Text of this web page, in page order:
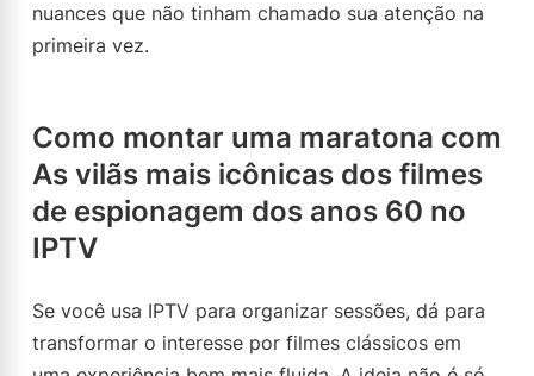
nuances que não tinham chamado sua atenção na
primeira vez.
Como montar uma maratona com
As vilãs mais icônicas dos filmes
de espionagem dos anos 60 no
IPTV
Se você usa IPTV para organizar sessões, dá para
transformar o interesse por filmes clássicos em